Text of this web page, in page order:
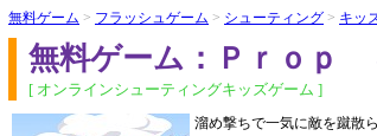
無料ゲーム > フラッシュゲーム > シューティング > キッ
無料ゲーム：Ｐｒｏｐ
[ オンラインシューティングキッズゲーム ]
溜め撃ちで一気に敵を蹴散